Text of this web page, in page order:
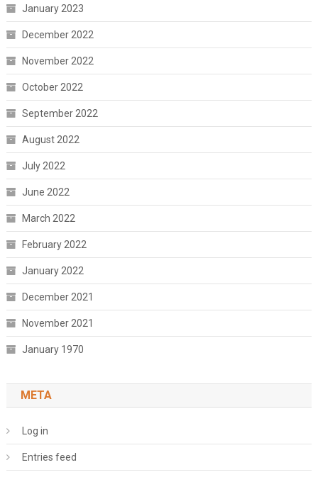
January 2023
December 2022
November 2022
October 2022
September 2022
August 2022
July 2022
June 2022
March 2022
February 2022
January 2022
December 2021
November 2021
January 1970
META
Log in
Entries feed